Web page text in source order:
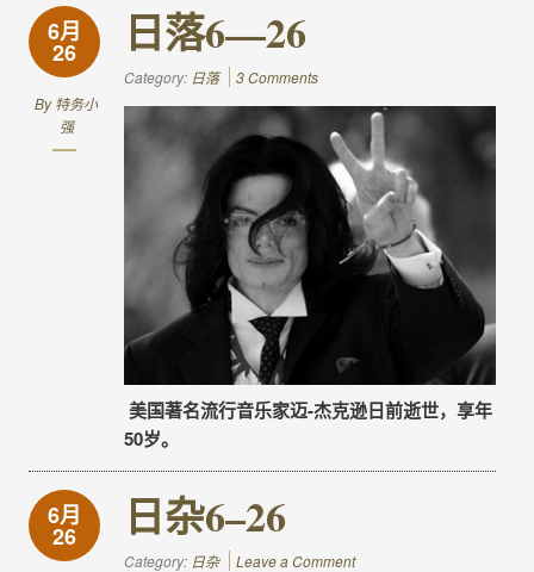
6月
26
By特务小
强
日落6—26
Category: 日落 3 Comments
美国著名流行音乐家迈-杰克逊日前逝世，享年
50岁。
6月
26 日杂6–26
Category: 日杂 Leave a Comment